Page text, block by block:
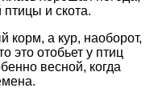
и скота.
корм, а кур, наоборот,
это отобьет у птиц
весной, когда